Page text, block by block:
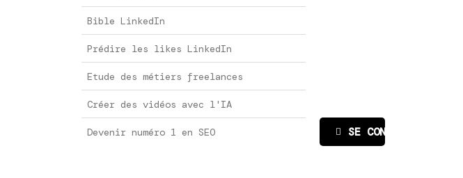
Bible LinkedIn
Prédire les likes LinkedIn
Etude des métiers freelances
Créer des vidéos avec l'IA
Devenir numéro 1 en SEO SE CONNECTER